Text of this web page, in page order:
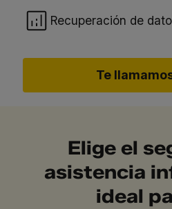
Recuperación de
Te
Elige el
asistencia
ideal